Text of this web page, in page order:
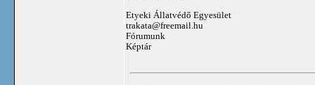
Etyeki Állatvédő Egyesület
trakata@freemail.hu
Fórumunk
Képtár